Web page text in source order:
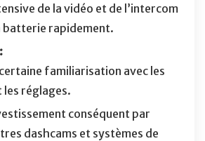
de la vidéo et de l’intercom
batterie rapidement.
familiarisation avec les
réglages.
conséquent par
dashcams et systèmes de